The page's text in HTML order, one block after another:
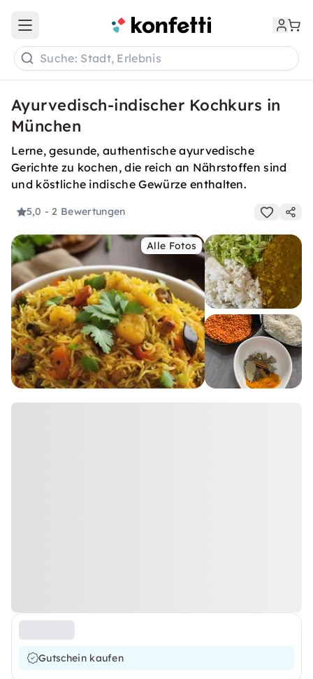
Open main menu
Suche: Stadt, Erlebnis
Ayurvedisch-indischer Kochkurs in
München
Lerne, gesunde, authentische ayurvedische
Gerichte zu kochen, die reich an Nährstoffen sind
und köstliche indische Gewürze enthalten.
5,0 - 2 Bewertungen
Alle Fotos
Gutschein kaufen